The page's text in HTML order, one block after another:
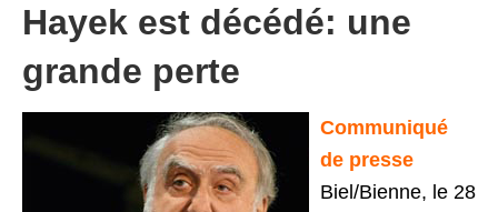
Hayek est décédé: une
grande perte
Communiqué
de presse
Biel/Bienne, le 28